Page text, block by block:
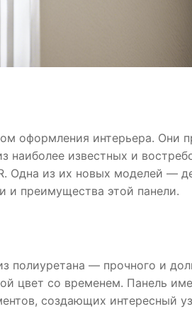
оформления интерьера. Они
известных и
Одна из их новых моделей —
и преимущества этой панели.
полиуретана — прочного и
цвет со временем. Панель
создающих интересный